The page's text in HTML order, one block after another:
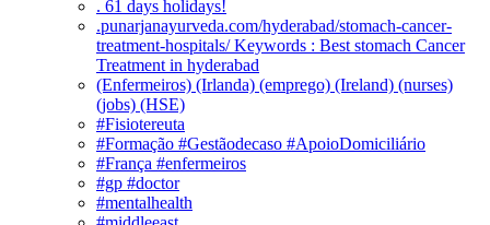
. 61 days holidays!
.punarjanayurveda.com/hyderabad/stomach-cancer-
treatment-hospitals/ Keywords : Best stomach Cancer
Treatment in hyderabad
(Enfermeiros) (Irlanda) (emprego) (Ireland) (nurses)
(jobs) (HSE)
#Fisiotereuta
#Formação #Gestãodecaso #ApoioDomiciliário
#França #enfermeiros
#gp #doctor
#mentalhealth